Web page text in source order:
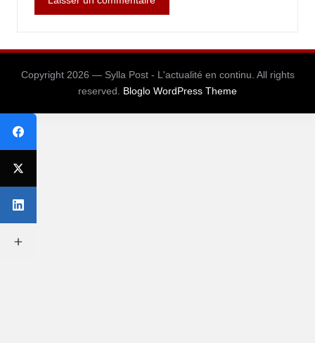
Copyright 2026 — Sylla Post - L'actualité en continu. All rights
reserved. Bloglo WordPress Theme